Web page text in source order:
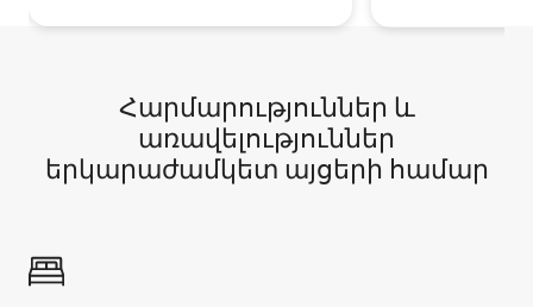
Հարմարություններ և
առավելություններ
երկարաժամկետ այցերի համար